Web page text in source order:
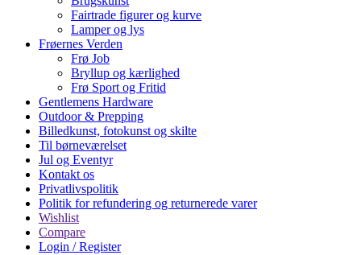
Fairtrade figurer og kurve
Lamper og lys
Frøernes Verden
Frø Job
Bryllup og kærlighed
Frø Sport og Fritid
Gentlemens Hardware
Outdoor & Prepping
Billedkunst, fotokunst og skilte
Til børneværelset
Jul og Eventyr
Kontakt os
Privatlivspolitik
Politik for refundering og returnerede varer
Wishlist
Compare
Login / Register